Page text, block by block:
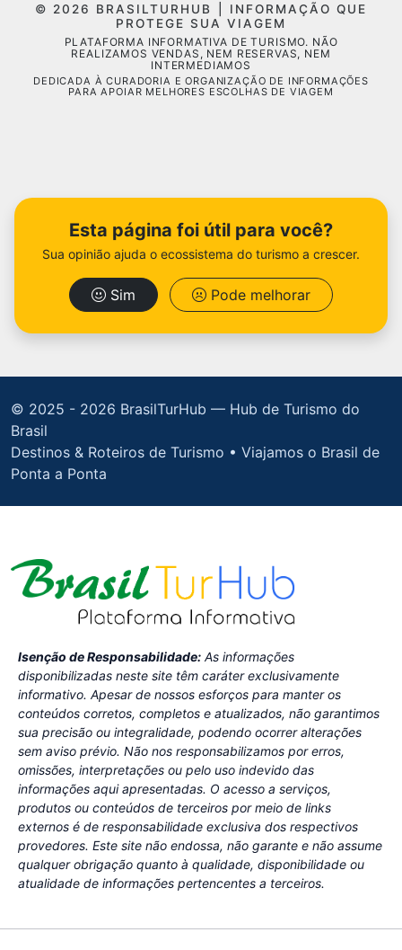
© 2026 BRASILTURHUB | INFORMAÇÃO QUE
PROTEGE SUA VIAGEM
PLATAFORMA INFORMATIVA DE TURISMO. NÃO
REALIZAMOS VENDAS, NEM RESERVAS, NEM
INTERMEDIAMOS
DEDICADA À CURADORIA E ORGANIZAÇÃO DE INFORMAÇÕES
PARA APOIAR MELHORES ESCOLHAS DE VIAGEM
Esta página foi útil para você?
Sua opinião ajuda o ecossistema do turismo a crescer.
Sim Pode melhorar
© 2025 - 2026 BrasilTurHub — Hub de Turismo do
Brasil
Destinos & Roteiros de Turismo • Viajamos o Brasil de
Ponta a Ponta
Isenção de Responsabilidade: As informações
disponibilizadas neste site têm caráter exclusivamente
informativo. Apesar de nossos esforços para manter os
conteúdos corretos, completos e atualizados, não garantimos
sua precisão ou integralidade, podendo ocorrer alterações
sem aviso prévio. Não nos responsabilizamos por erros,
omissões, interpretações ou pelo uso indevido das
informações aqui apresentadas. O acesso a serviços,
produtos ou conteúdos de terceiros por meio de links
externos é de responsabilidade exclusiva dos respectivos
provedores. Este site não endossa, não garante e não assume
qualquer obrigação quanto à qualidade, disponibilidade ou
atualidade de informações pertencentes a terceiros.